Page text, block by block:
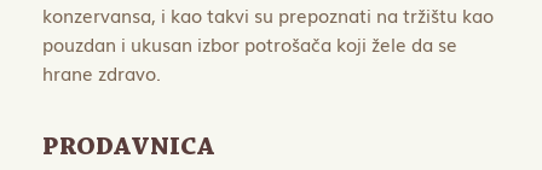
konzervansa, i kao takvi su prepoznati na tržištu kao
pouzdan i ukusan izbor potrošača koji žele da se
hrane zdravo.
PRODAVNICA